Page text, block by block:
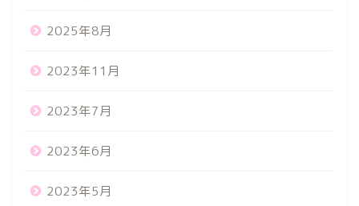
2025年8月
2023年11月
2023年7月
2023年6月
2023年5月